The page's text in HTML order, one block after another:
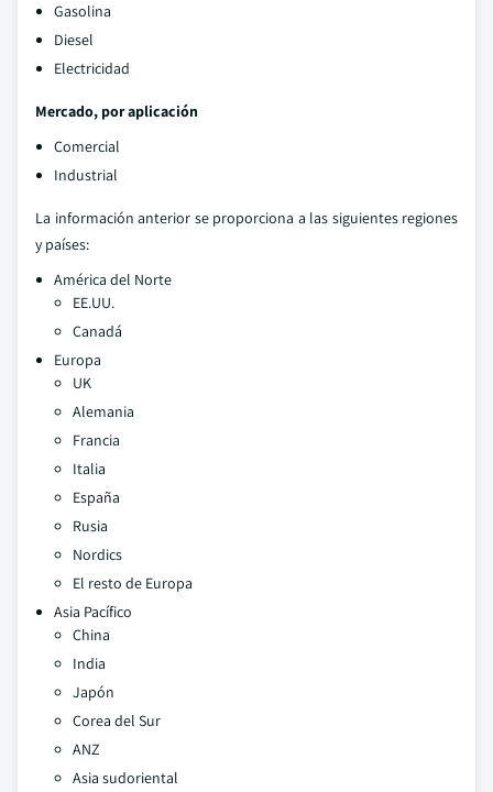
Gasolina
Diesel
Electricidad
Mercado, por aplicación
Comercial
Industrial
La información anterior se proporciona a las siguientes regiones
y países:
América del Norte
EE.UU.
Canadá
Europa
UK
Alemania
Francia
Italia
España
Rusia
Nordics
El resto de Europa
Asia Pacífico
China
India
Japón
Corea del Sur
ANZ
Asia sudoriental